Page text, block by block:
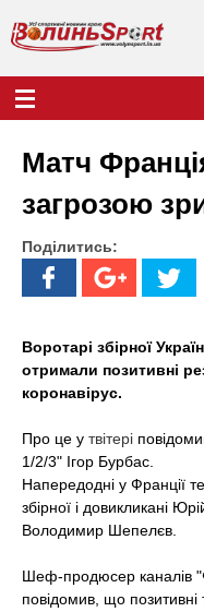
В
л
и
н
ь
S
p
o
Матч
загрозою
Поділитись:
Воротарі збірної
отримали позитивні
коронавірус.
Про це у твітері
1/2/3" Ігор Бурбас.
Напередодні у Франції
збірної і довикликані
Володимир Шепелєв.
Шеф-продюсер каналів
повідомив, що позитивні